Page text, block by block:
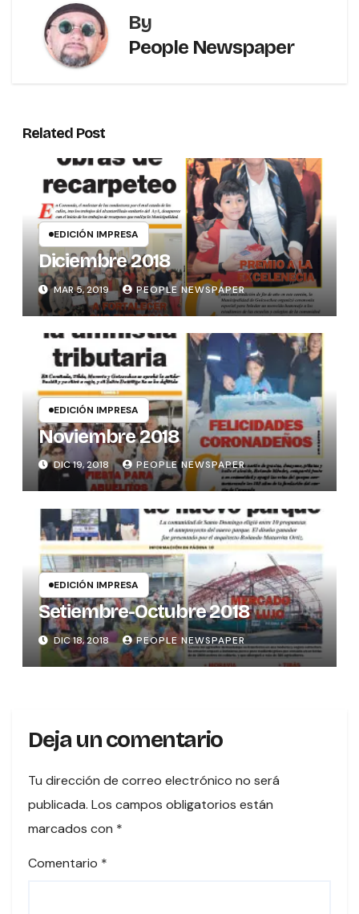
By
People Newspaper
Related Post
EDICIÓN IMPRESA
Diciembre 2018
MAR 5, 2019 PEOPLE NEWSPAPER
EDICIÓN IMPRESA
Noviembre 2018
DIC 19, 2018 PEOPLE NEWSPAPER
EDICIÓN IMPRESA
Setiembre-Octubre 2018
DIC 18, 2018 PEOPLE NEWSPAPER
Deja un comentario
Tu dirección de correo electrónico no será
publicada. Los campos obligatorios están
marcados con *
Comentario *